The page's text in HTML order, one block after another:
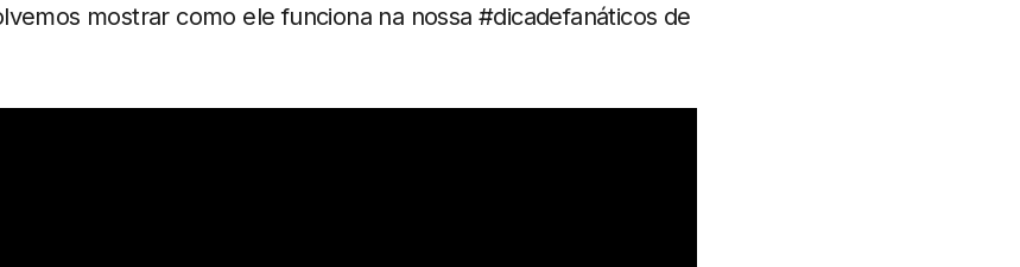
mostrar como ele funciona na nossa #dicadefanáticos de